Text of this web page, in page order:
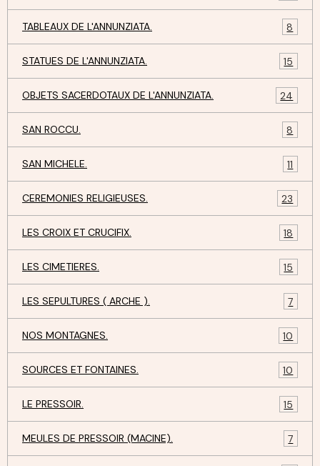
TABLEAUX DE L'ANNUNZIATA. 8
STATUES DE L'ANNUNZIATA. 15
OBJETS SACERDOTAUX DE L'ANNUNZIATA. 24
SAN ROCCU. 8
SAN MICHELE. 11
CEREMONIES RELIGIEUSES. 23
LES CROIX ET CRUCIFIX. 18
LES CIMETIERES. 15
LES SEPULTURES ( ARCHE ). 7
NOS MONTAGNES. 10
SOURCES ET FONTAINES. 10
LE PRESSOIR. 15
MEULES DE PRESSOIR (MACINE). 7